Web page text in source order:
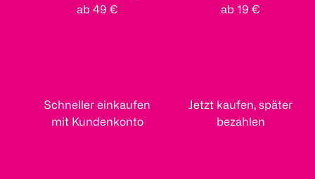
ab 49 €
ab 19 €
Schneller einkaufen
mit Kundenkonto
Jetzt kaufen, später
bezahlen